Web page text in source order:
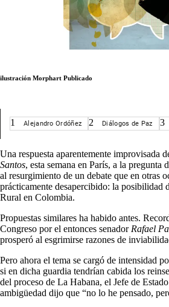
ilustración Morphart Publicado
1 Alejandro Ordóñez 2 Diálogos de Paz 3
Una respuesta aparentemente improvisada
Santos, esta semana en París, a la pregunta
al resurgimiento de un debate que en otras
prácticamente desapercibido: la posibilidad
Rural en Colombia.
Propuestas similares ha habido antes.
Congreso por el entonces senador Rafael
prosperó al esgrimirse razones de
Pero ahora el tema se cargó de intensidad
si en dicha guardia tendrían cabida los
del proceso de La Habana, el Jefe de
ambigüedad dijo que “no lo he pensado,